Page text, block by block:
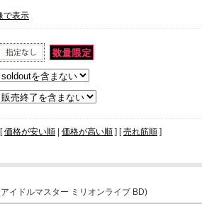
で表示
価格が安い順 | 価格が高い順 ] [売れ筋順 ]
イドルマスター ミリオンライブ BD)